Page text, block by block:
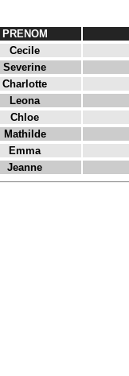
PRENOM
Cecile
Severine
Charlotte
Leona
Chloe
Mathilde
Emma
Jeanne